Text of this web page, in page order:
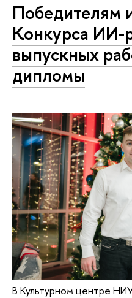
Победителям
Конкурса ИИ-
выпускных
дипломы
В Культурном центре